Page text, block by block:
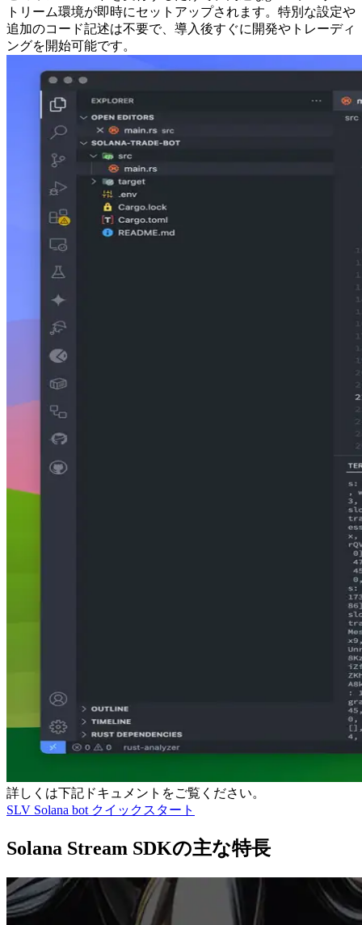
トリーム環境が即時にセットアップされます。特別な設定や
追加のコード記述は不要で、導入後すぐに開発やトレーディ
ングを開始可能です。
詳しくは下記ドキュメントをご覧ください。
SLV Solana bot クイックスタート
Solana Stream SDKの主な特長